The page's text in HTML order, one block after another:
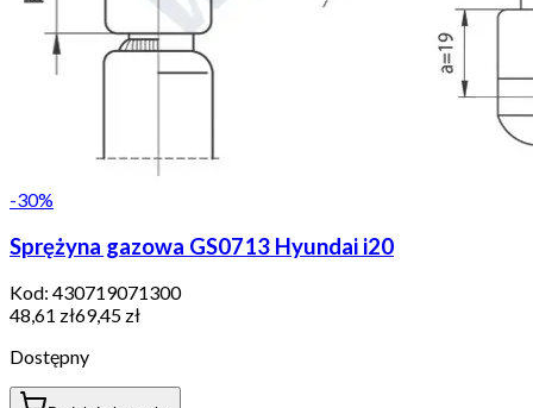
-30%
Sprężyna gazowa GS0713 Hyundai i20
Kod: 430719071300
48,61 zł69,45 zł
Dostępny